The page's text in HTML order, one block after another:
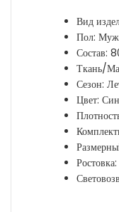
Вид
Пол:
Состав:
Ткань/
Сезон:
Цвет: